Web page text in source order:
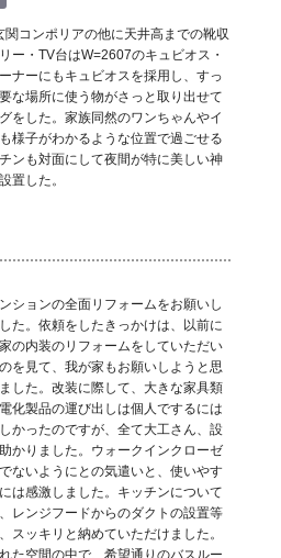
関コンポリアの他に天井高までの靴収
ー・TV台はW=2607のキュビオス・
ナーにもキュビオスを採用し、すっ
な場所に使う物がさっと取り出せて
をした。家族同然のワンちゃんやイ
様子がわかるような位置で過ごせる
ンも対面にして夜間が特に美しい神
置した。
ションの全面リフォームをお願いし
た。依頼をしたきっかけは、以前に
の内装のリフォームをしていただい
を見て、我が家もお願いしようと思
した。改装に際して、大きな家具類
化製品の運び出しは個人でするには
かったのですが、全て大工さん、設
かりました。ウォークインクローゼ
ないようにとの気遣いと、使いやす
は感激しました。キッチンについて
レンジフードからのダクトの設置等
スッキリと納めていただけました。
た空間の中で、希望通りのバスルー